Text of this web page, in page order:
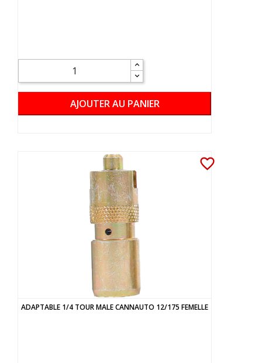
AJOUTER AU PANIER
favorite_border
ADAPTABLE 1/4 TOUR MALE CANNAUTO 12/175 FEMELLE